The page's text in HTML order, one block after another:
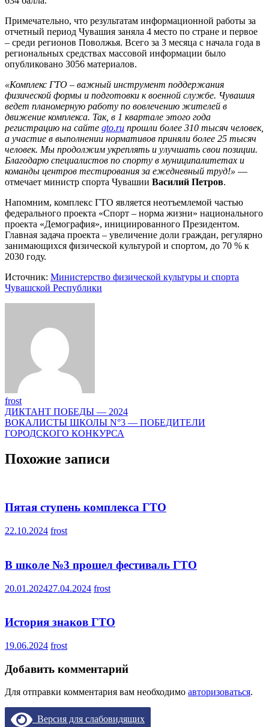
Примечательно, что результатам информационной работы за
отчетный период Чувашия заняла 4 место по стране и первое
– среди регионов Поволжья. Всего за 3 месяца с начала года в
региональных средствах массовой информации было
опубликовано 3056 материалов.
«Комплекс ГТО – важный инструмент поддержания
физической формы и подготовки к военной службе. Чувашия
ведет планомерную работу по вовлечению жителей в
движение комплекса. Так, в 1 квартале этого года
регистрацию на сайте gto.ru прошли более 310 тысяч человек,
а участие в выполнении нормативов приняли более 25 тысяч
человек. Мы продолжим укреплять и улучшать свои позиции.
Благодарю специалистов по спорту в муниципалитетах и
команды центров тестирования за ежедневный труд!» —
отмечает министр спорта Чувашии Василий Петров.
Напомним, комплекс ГТО является неотъемлемой частью
федерального проекта «Спорт – норма жизни» национального
проекта «Демография», инициированного Президентом.
Главная задача проекта – увеличение доли граждан, регулярно
занимающихся физической культурой и спортом, до 70 % к
2030 году.
Источник: Министерство физической культуры и спорта
Чувашской Республики
frost
Навигация
по
ДИКТАНТ ПОБЕДЫ — 2024
ВОКАЛИСТЫ ШКОЛЫ N°3 — ПОБЕДИТЕЛИ
ГОРОДСКОГО КОНКУРСА
Похожие записи
Пятая ступень комплекса ГТО
22.10.2024 frost
В школе №3 прошел фестиваль ГТО
20.01.202427.04.2024 frost
История знаков ГТО
19.06.2024 frost
Добавить комментарий
Для отправки комментария вам необходимо авторизоваться.
Версия для слабовидящих